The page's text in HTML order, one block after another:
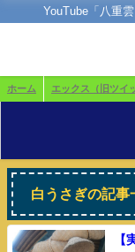
YouTube「八重
ホーム エックス（旧ツイ
白うさぎの記事
【